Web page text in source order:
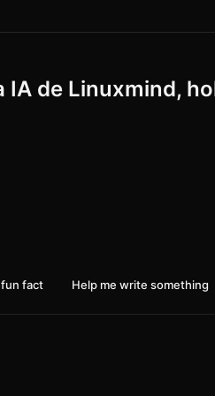
IA de Linuxmind,
fun fact Help me write something